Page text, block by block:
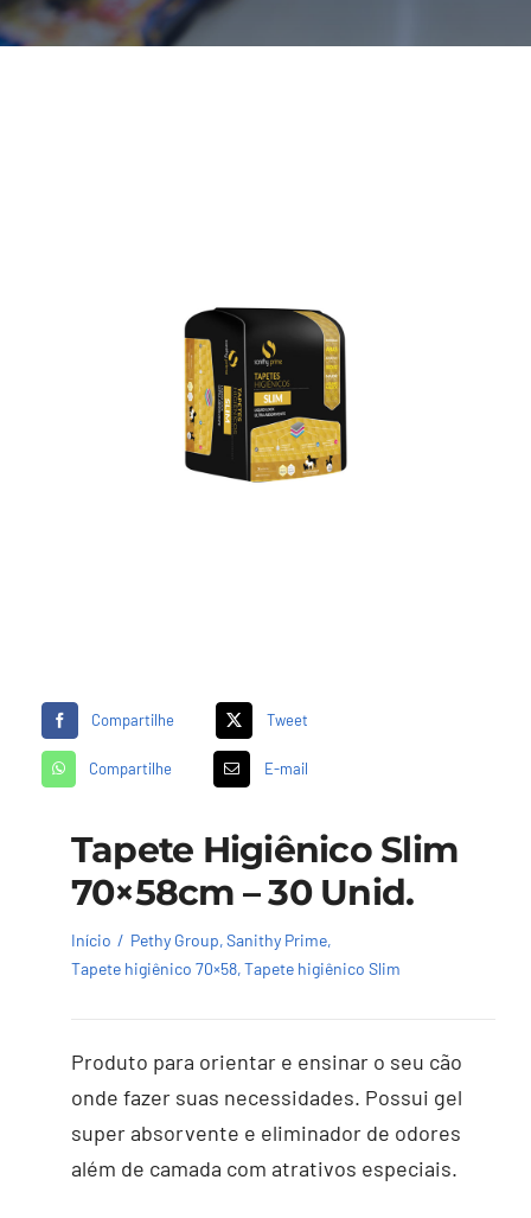
Compartilhe Tweet
Compartilhe E-mail
Tapete Higiênico Slim
70×58cm – 30 Unid.
Início Pethy Group Sanithy Prime
Tapete higiênico 70×58 Tapete higiênico Slim
Produto para orientar e ensinar o seu cão
onde fazer suas necessidades. Possui gel
super absorvente e eliminador de odores
além de camada com atrativos especiais.